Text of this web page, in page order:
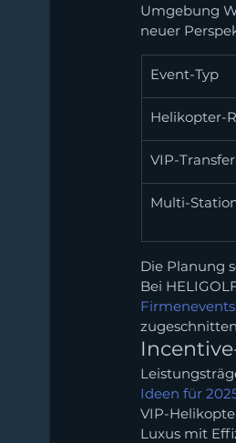
Umgebung
neuer
Event-Typ
Helikopter-
VIP-
Multi-
Die Planung
Bei
Ideen für
VIP-
Luxus mit